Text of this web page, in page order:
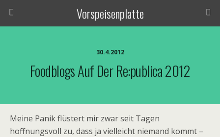
Vorspeisenplatte
30.4.2012
Foodblogs Auf Der Re:publica 2012
Meine Panik flüstert mir zwar seit Tagen
hoffnungsvoll zu, dass ja vielleicht niemand kommt –